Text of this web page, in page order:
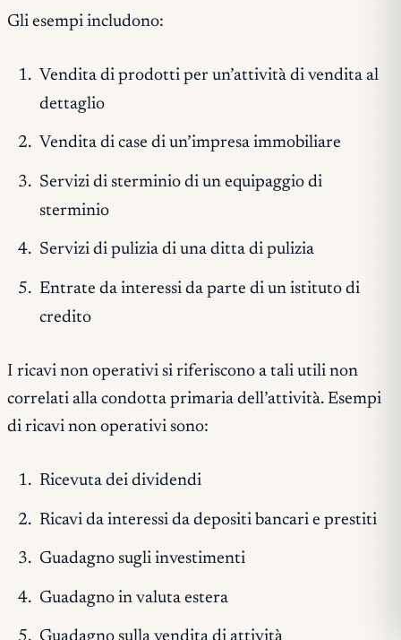
Gli esempi includono:
Vendita di prodotti per un’attività di vendita al
dettaglio
Vendita di case di un’impresa immobiliare
Servizi di sterminio di un equipaggio di
sterminio
Servizi di pulizia di una ditta di pulizia
Entrate da interessi da parte di un istituto di
credito
I ricavi non operativi si riferiscono a tali utili non
correlati alla condotta primaria dell’attività. Esempi
di ricavi non operativi sono:
Ricevuta dei dividendi
Ricavi da interessi da depositi bancari e prestiti
Guadagno sugli investimenti
Guadagno in valuta estera